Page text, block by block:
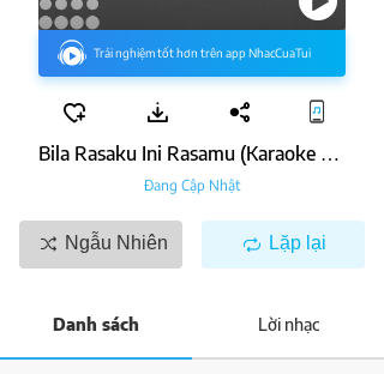
Trải nghiệm tốt hơn trên app NhacCuaTui
Bila Rasaku Ini Rasamu (Karaoke Male)
Đang Cập Nhật
Ngẫu Nhiên Lặp lại
Danh sách Lời nhạc